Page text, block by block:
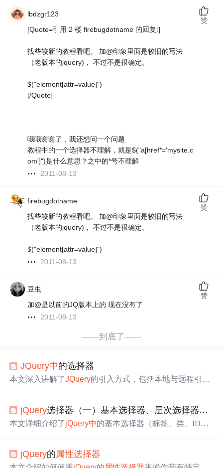
lbdzgr123
[Quote=引用 2 楼 firebugdotname 的回复:]
找些较新的教程看吧。 加@印象里面是较旧的写法
（老版本的jquery)， 不过不是很确定。
$("element[attr=value]")
[/Quote]
哦哦谢谢了，我还想问一个问题
教程中的一个选择器不理解，就是$("a[href*='mysite.c
om']")是什么意思？之中的*号不理解
2011-08-13
赞
firebugdotname
找些较新的教程看吧。 加@印象里面是较旧的写法
（老版本的jquery)， 不过不是很确定。
$("element[attr=value]")
2011-08-13
赞
豆虫
加@是以前的JQ版本上的 现在没有了
2011-08-13
赞
——到底了——
JQuery中的选择器
本文深入讲解了JQuery的引入方式，包括本地与远程引
单选择器，帮助读者掌握
JQuery操作DOM的核心技能。
jQuery选择器（一）基本选择器、层次选择器及
本文详细介绍了jQuery中的基本选择器（标签、类、ID、
束）的使用方法和示例，帮助读者掌握在实际项目
运用这些选择器进行元素操作。,
jQuery的 属性选择器